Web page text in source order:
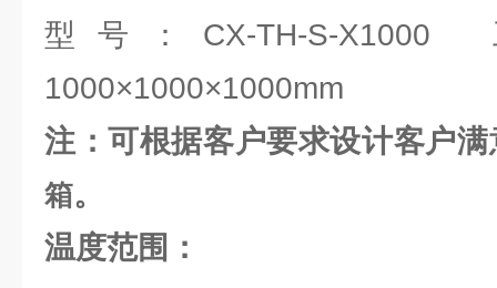
型号：CX-TH-S-
1000×1000×1000mm
注：可根据客户要求设计客户满
箱。
温度范围：